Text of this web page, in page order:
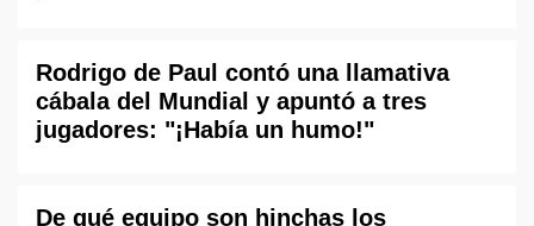
Rodrigo de Paul contó una llamativa
cábala del Mundial y apuntó a tres
jugadores: "¡Había un humo!"
De qué equipo son hinchas los